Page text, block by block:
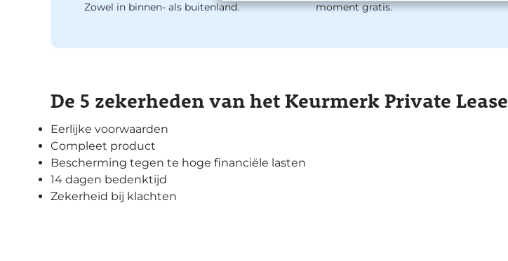
Zowel in binnen- als buitenland.
moment gratis.
De 5 zekerheden van het Keurmerk Private Lease
Eerlijke voorwaarden
Compleet product
Bescherming tegen te hoge financiële lasten
14 dagen bedenktijd
Zekerheid bij klachten